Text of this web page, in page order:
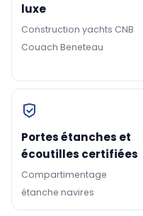
luxe
Construction yachts CNB
Couach Beneteau
Portes étanches et
écoutilles certifiées
Compartimentage
étanche navires